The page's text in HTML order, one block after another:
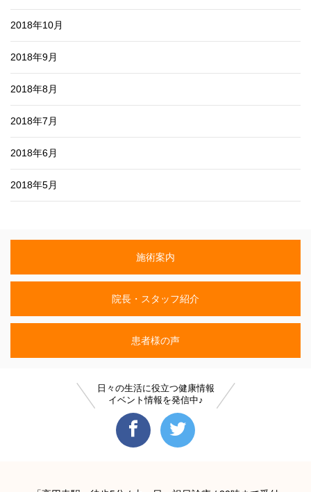
2018年10月
2018年9月
2018年8月
2018年7月
2018年6月
2018年5月
施術案内
院長・スタッフ紹介
患者様の声
日々の生活に役立つ健康情報
イベント情報を発信中♪